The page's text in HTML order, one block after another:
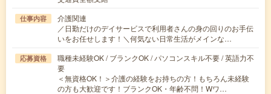
仕事内容
介護関連
／日勤だけのデイサービスで利用者さんの身の回りのお手伝
いをお任せします！＼何気ない日常生活がメインな…
応募資格
職種未経験OK / ブランクOK / パソコンスキル不要 / 英語力不
要
＜無資格OK！＞介護の経験をお持ちの方！もちろん未経験
の方も大歓迎です！ブランクOK・年齢不問！Wワ…